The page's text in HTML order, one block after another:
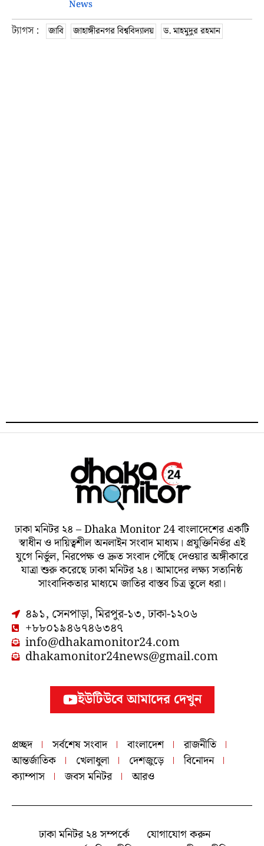
ট্যাগস : জাবি জাহাঙ্গীরনগর বিশ্ববিদ্যালয় ড. মাহমুদুর রহমান
ঢাকা মনিটর ২৪ – Dhaka Monitor 24 বাংলাদেশের একটি
স্বাধীন ও দায়িত্বশীল অনলাইন সংবাদ মাধ্যম। প্রযুক্তিনির্ভর এই
যুগে নির্ভুল, নিরপেক্ষ ও দ্রুত সংবাদ পৌঁছে দেওয়ার অঙ্গীকারে
যাত্রা শুরু করেছে ঢাকা মনিটর ২৪। আমাদের লক্ষ্য সত্যনিষ্ঠ
সাংবাদিকতার মাধ্যমে জাতির বাস্তব চিত্র তুলে ধরা।
৪৯১, সেনপাড়া, মিরপুর-১৩, ঢাকা-১২০৬
+৮৮০১৯৪৬৭৪৬৩৪৭
info@dhakamonitor24.com
dhakamonitor24news@gmail.com
ইউটিউবে আমাদের দেখুন
প্রচ্ছদ সর্বশেষ সংবাদ বাংলাদেশ
রাজনীতি
আন্তর্জাতিক
খেলাধুলা দেশজুড়ে
বিনোদন
ক্যাম্পাস
জবস মনিটর আরও
ঢাকা মনিটর ২৪ সম্পর্কে
যোগাযোগ করুন